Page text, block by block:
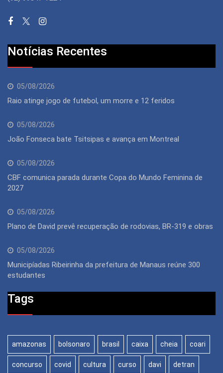
Notícias Recentes
05/08/2026
Raio atinge jogo de futebol, um morre e 12 feridos
05/08/2026
João Fonseca bate Tsitsipas e avança em Montreal
05/08/2026
CBF comunica parada durante Copa do Mundo Feminina de
2027
05/08/2026
Plano de David prevê recuperação de rodovias, BR-319 e obras
05/08/2026
Municipíadas Ribeirinha da prefeitura de Manaus reúne 300
estudantes
Tags
amazonas bolsonaro brasil caixa cheia coari
concurso covid cultura curso davi detran